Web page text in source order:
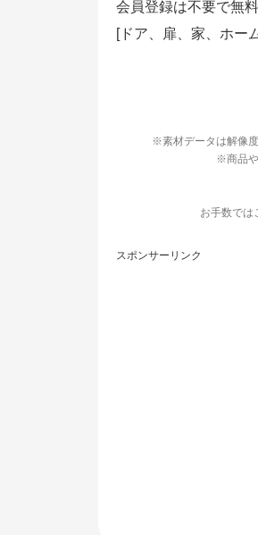
会員登録は不要で無
[ドア、扉、家、ホー
※素材データは解像
※商品や
お手数では
スポンサーリンク